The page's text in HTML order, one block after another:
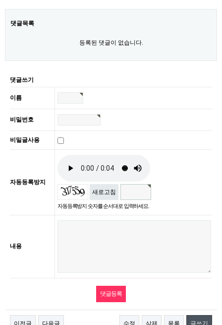
댓글목록
등록된 댓글이 없습니다.
댓글쓰기
이름
비밀번호
비밀글사용
자동등록방지
새로고침
자동등록방지 숫자를 순서대로 입력하세요.
내용
이전글 다음글 수정 삭제 목록 글쓰기